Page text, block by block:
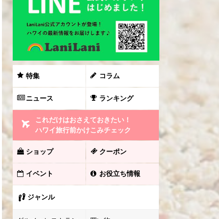
特集 コラム
ニュース ランキング
これだけはおさえておきたい！
ハワイ旅行前かけこみチェック
ショップ クーポン
イベント お役立ち情報
ジャンル